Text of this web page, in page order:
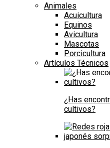
Animales
Acuicultura
Equinos
Avicultura
Mascotas
Porcicultura
Artículos Técnicos
¿Has
cultivos?